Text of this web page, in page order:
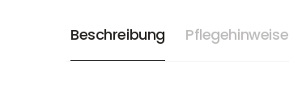
Beschreibung Pflegehinweise